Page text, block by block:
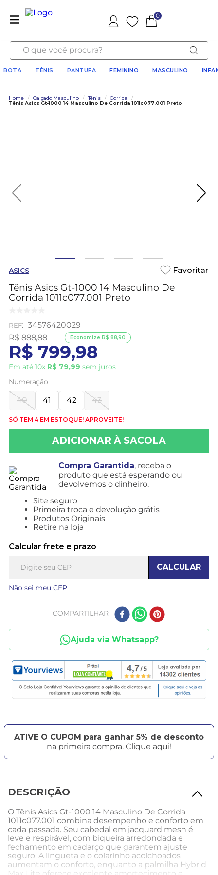
Favoritos
0
O que você procura?
BOTA TÊNIS PANTUFA FEMININO MASCULINO
Home / Calçado Masculino / Tênis / Corrida
/
Tênis Asics Gt-1000 14 Masculino De Corrida 1011c077.001 Preto
ASICS
Tênis Asics Gt-1000 14 Masculino De
Corrida 1011c077.001 Preto
: 34576420029
R$ 888,88
R$ 799,98
Em até 10x R$ 79,99 sem juros
Economize R$ 88,90
Numeração
40 41 42 43
SÓ TEM 4 EM ESTOQUE! APROVEITE!
Compra Garantida, receba o
produto que está esperando ou
devolvemos o dinheiro.
Site seguro
Primeira troca e devolução grátis
Produtos Originais
Retire na loja
Calcular frete e prazo
CALCULAR
Não sei meu CEP
COMPARTILHAR
Ajuda via Whatsapp?
ATIVE O CUPOM para ganhar 5% de desconto
na primeira compra. Clique aqui!
DESCRIÇÃO
O Tênis Asics Gt-1000 14 Masculino De Corrida
1011c077.001 combina desempenho e conforto em
cada passada. Seu cabedal em jacquard mesh é
leve e respirável, com biqueira arredondada e
fechamento em cadarço que garantem ajuste
seguro. A lingueta e o colarinho acolchoados
aumentam o conforto, enquanto a palmilha Hybrid